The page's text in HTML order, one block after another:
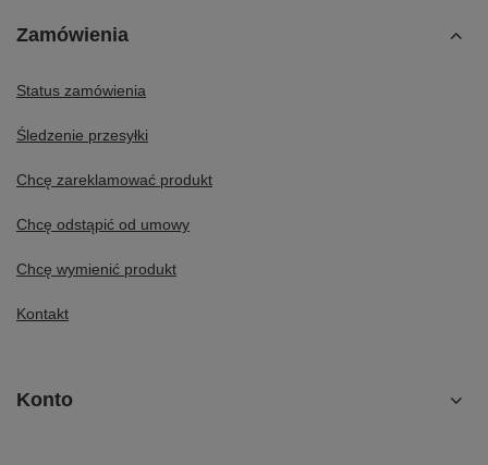
Zamówienia
Status zamówienia
Śledzenie przesyłki
Chcę zareklamować produkt
Chcę odstąpić od umowy
Chcę wymienić produkt
Kontakt
Konto